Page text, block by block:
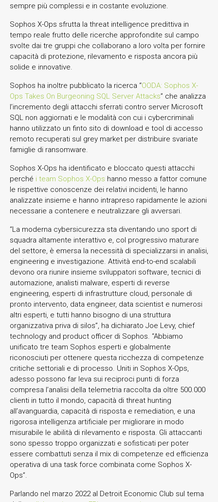
sempre più complessi e in costante evoluzione.
Sophos X-Ops sfrutta la threat intelligence predittiva in
tempo reale frutto delle ricerche approfondite sul campo
svolte dai tre gruppi che collaborano a loro volta per fornire
capacità di protezione, rilevamento e risposta ancora più
solide e innovative.
Sophos ha inoltre pubblicato la ricerca “OODA: Sophos X-
Ops Takes On Burgeoning SQL Server Attacks” che analizza
l’incremento degli attacchi sferrati contro server Microsoft
SQL non aggiornati e le modalità con cui i cybercriminali
hanno utilizzato un finto sito di download e tool di accesso
remoto recuperati sul grey market per distribuire svariate
famiglie di ransomware.
Sophos X-Ops ha identificato e bloccato questi attacchi
perché i team Sophos X-Ops hanno messo a fattor comune
le rispettive conoscenze dei relativi incidenti, le hanno
analizzate insieme e hanno intrapreso rapidamente le azioni
necessarie a contenere e neutralizzare gli avversari.
“La moderna cybersicurezza sta diventando uno sport di
squadra altamente interattivo e, col progressivo maturare
del settore, è emersa la necessità di specializzarsi in analisi,
engineering e investigazione. Attività end-to-end scalabili
devono ora riunire insieme sviluppatori software, tecnici di
automazione, analisti malware, esperti di reverse
engineering, esperti di infrastrutture cloud, personale di
pronto intervento, data engineer, data scientist e numerosi
altri esperti, e tutti hanno bisogno di una struttura
organizzativa priva di silos”, ha dichiarato Joe Levy, chief
technology and product officer di Sophos. “Abbiamo
unificato tre team Sophos esperti e globalmente
riconosciuti per ottenere questa ricchezza di competenze
critiche settoriali e di processo. Uniti in Sophos X-Ops,
adesso possono far leva sui reciproci punti di forza
compresa l’analisi della telemetria raccolta da oltre 500.000
clienti in tutto il mondo, capacità di threat hunting
all’avanguardia, capacità di risposta e remediation, e una
rigorosa intelligenza artificiale per migliorare in modo
misurabile le abilità di rilevamento e risposta. Gli attaccanti
sono spesso troppo organizzati e sofisticati per poter
essere combattuti senza il mix di competenze ed efficienza
operativa di una task force combinata come Sophos X-
Ops”.
Parlando nel marzo 2022 al Detroit Economic Club sul tema